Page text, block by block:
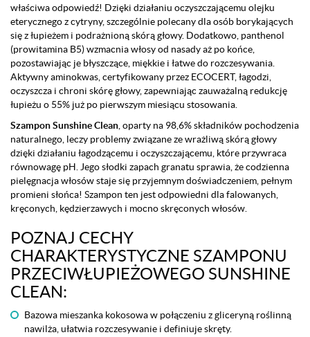
właściwa odpowiedź! Dzięki działaniu oczyszczającemu olejku
eterycznego z cytryny, szczególnie polecany dla osób borykających
się z łupieżem i podrażnioną skórą głowy. Dodatkowo, panthenol
(prowitamina B5) wzmacnia włosy od nasady aż po końce,
pozostawiając je błyszczące, miękkie i łatwe do rozczesywania.
Aktywny aminokwas, certyfikowany przez ECOCERT, łagodzi,
oczyszcza i chroni skórę głowy, zapewniając zauważalną redukcję
łupieżu o 55% już po pierwszym miesiącu stosowania.
Szampon Sunshine Clean , oparty na 98,6% składników pochodzenia
naturalnego, leczy problemy związane ze wrażliwą skórą głowy
dzięki działaniu łagodzącemu i oczyszczającemu, które przywraca
równowagę pH. Jego słodki zapach granatu sprawia, że codzienna
pielęgnacja włosów staje się przyjemnym doświadczeniem, pełnym
promieni słońca! Szampon ten jest odpowiedni dla falowanych,
kręconych, kędzierzawych i mocno skręconych włosów.
POZNAJ CECHY
CHARAKTERYSTYCZNE SZAMPONU
PRZECIWŁUPIEŻOWEGO SUNSHINE
CLEAN:
Bazowa mieszanka kokosowa w połączeniu z gliceryną roślinną
nawilża, ułatwia rozczesywanie i definiuje skręty.